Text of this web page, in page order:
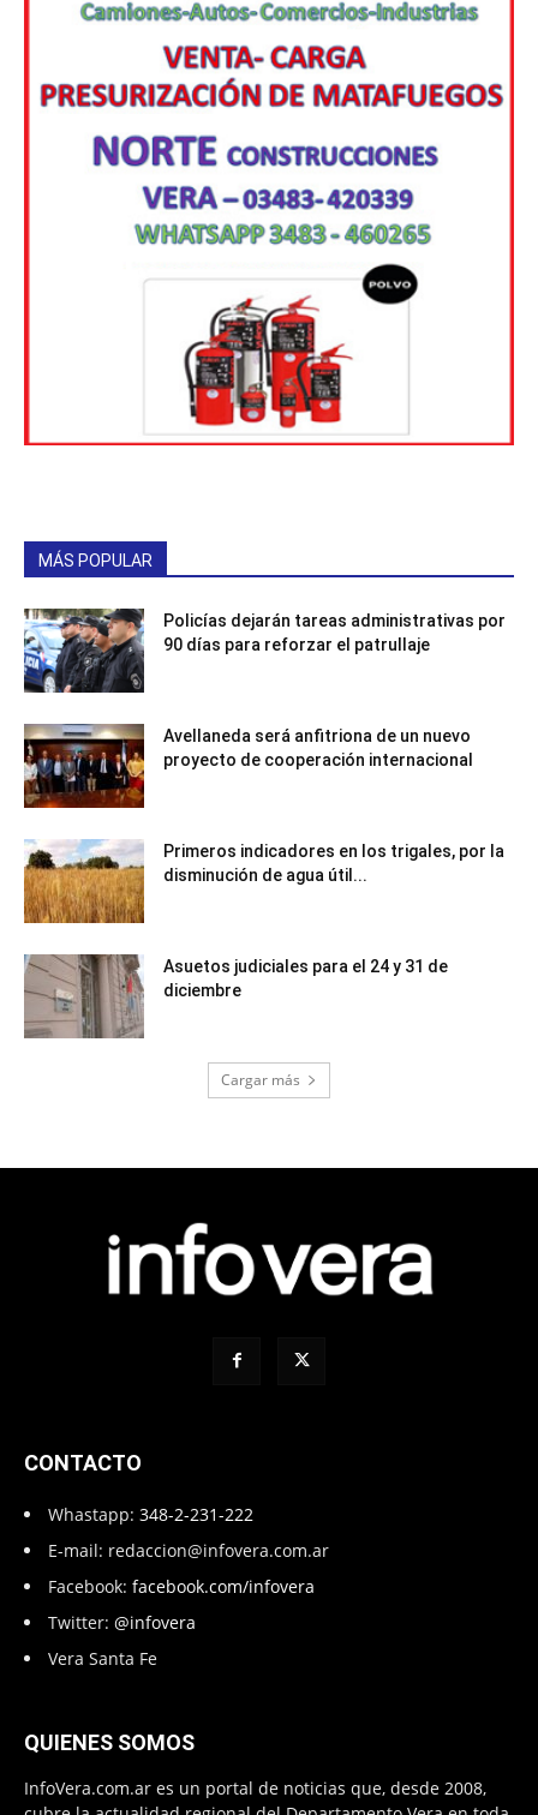
MÁS POPULAR
Policías dejarán tareas administrativas por
90 días para reforzar el patrullaje
Avellaneda será anfitriona de un nuevo
proyecto de cooperación internacional
Primeros indicadores en los trigales, por la
disminución de agua útil...
Asuetos judiciales para el 24 y 31 de
diciembre
Cargar más
CONTACTO
Whastapp: 348-2-231-222
E-mail: redaccion@infovera.com.ar
Facebook: facebook.com/infovera
Twitter: @infovera
Vera Santa Fe
QUIENES SOMOS
InfoVera.com.ar es un portal de noticias que, desde 2008,